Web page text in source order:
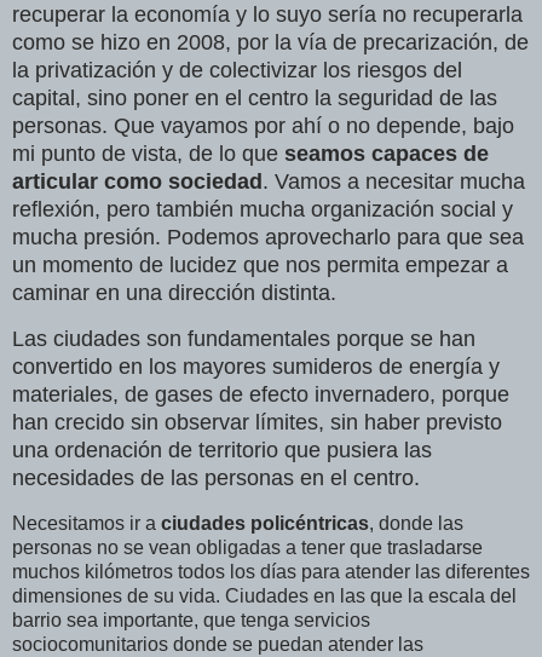
recuperar la economía y lo suyo sería no recuperarla
como se hizo en 2008, por la vía de precarización, de
la privatización y de colectivizar los riesgos del
capital, sino poner en el centro la seguridad de las
personas. Que vayamos por ahí o no depende, bajo
mi punto de vista, de lo que seamos capaces de
articular como sociedad. Vamos a necesitar mucha
reflexión, pero también mucha organización social y
mucha presión. Podemos aprovecharlo para que sea
un momento de lucidez que nos permita empezar a
caminar en una dirección distinta.
Las ciudades son fundamentales porque se han
convertido en los mayores sumideros de energía y
materiales, de gases de efecto invernadero, porque
han crecido sin observar límites, sin haber previsto
una ordenación de territorio que pusiera las
necesidades de las personas en el centro.
Necesitamos ir a ciudades policéntricas, donde las
personas no se vean obligadas a tener que trasladarse
muchos kilómetros todos los días para atender las diferentes
dimensiones de su vida. Ciudades en las que la escala del
barrio sea importante, que tenga servicios
sociocomunitarios donde se puedan atender las